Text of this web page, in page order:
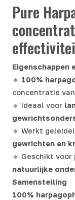
Pure
Eigenschappen
🔹 100%
concentratie
🔹 Ideaal voor
🔹 Werkt
gewrichten en
🔹 Geschikt voor
natuurlijke
Samenstelling
100%